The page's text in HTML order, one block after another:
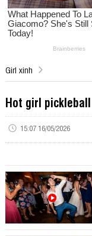
Girl xinh
Hot girl
15:07 16/05/2026